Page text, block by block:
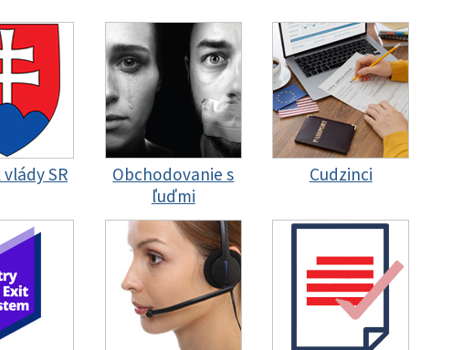
SR
Obchodovanie s
ľuďmi
Cudzinci